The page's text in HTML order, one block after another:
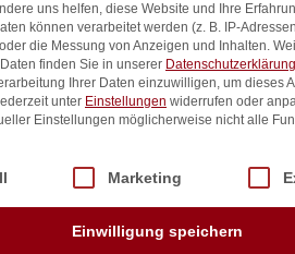
GN 1/1, Weiß, 530x325mm
1/1,
inkl. /
uns helfen, diese Website und Ihre
können verarbeitet werden (z. B. IP-
die Messung von Anzeigen und Inhalten.
finden Sie in unserer Datenschutzerklärung
Ihrer Daten einzuwilligen, um dieses
unter Einstellungen widerrufen oder
Einstellungen möglicherweise nicht alle
Service-Gruppen, für die eine
Marketing
Einwilligung speichern